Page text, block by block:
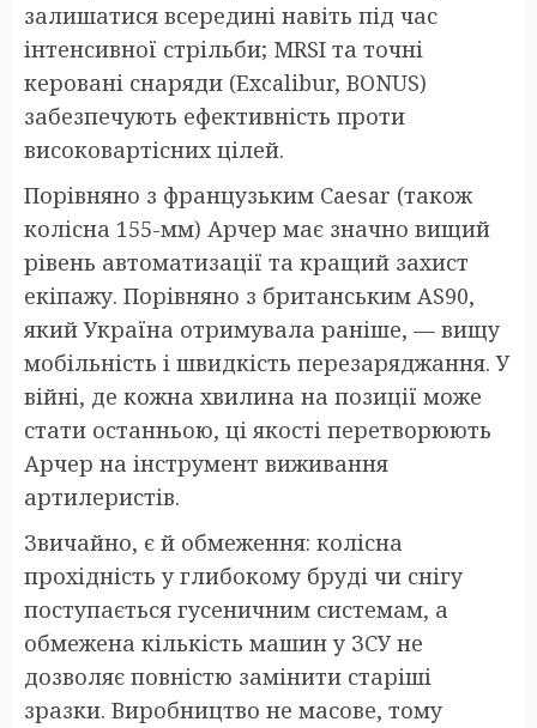
залишатися всередині навіть під час
інтенсивної стрільби; MRSI та точні
керовані снаряди (Excalibur, BONUS)
забезпечують ефективність проти
високовартісних цілей.
Порівняно з французьким Caesar (також
колісна 155-мм) Арчер має значно вищий
рівень автоматизації та кращий захист
екіпажу. Порівняно з британським AS90,
який Україна отримувала раніше, — вищу
мобільність і швидкість перезаряджання. У
війні, де кожна хвилина на позиції може
стати останньою, ці якості перетворюють
Арчер на інструмент виживання
артилеристів.
Звичайно, є й обмеження: колісна
прохідність у глибокому бруді чи снігу
поступається гусеничним системам, а
обмежена кількість машин у ЗСУ не
дозволяє повністю замінити старіші
зразки. Виробництво не масове, тому